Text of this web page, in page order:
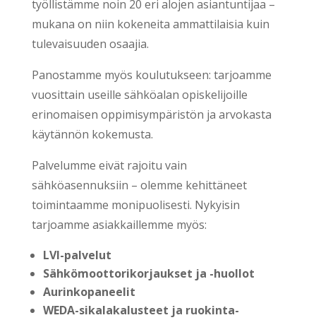
työllistämme noin 20 eri alojen asiantuntijaa –
mukana on niin kokeneita ammattilaisia kuin
tulevaisuuden osaajia.
Panostamme myös koulutukseen: tarjoamme
vuosittain useille sähköalan opiskelijoille
erinomaisen oppimisympäristön ja arvokasta
käytännön kokemusta.
Palvelumme eivät rajoitu vain
sähköasennuksiin – olemme kehittäneet
toimintaamme monipuolisesti. Nykyisin
tarjoamme asiakkaillemme myös:
LVI-palvelut
Sähkömoottorikorjaukset ja -huollot
Aurinkopaneelit
WEDA-sikalakalusteet ja ruokinta-